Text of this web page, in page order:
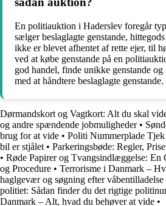
En politiauktion i Haderslev foregår
sælger beslaglagte genstande,
ikke er blevet afhentet af rette ejer, til
ved at købe genstande på en
god handel, finde unikke genstande og
med at håndtere beslaglagte genstande.
Dørmandskort og Vagtkort: Alt du skal
og andre spændende jobmuligheder•
brug for at vide • Politi Nummerplade
bil er stjålet • Parkeringsbøde: Regler,
• Røde Papirer og Tvangsindlæggelse:
og Procedure • Terrorisme i Danmark –
haglgevær og søgning efter
politiet: Sådan finder du det rigtige
Danmark – Alt, hvad du behøver at vide •